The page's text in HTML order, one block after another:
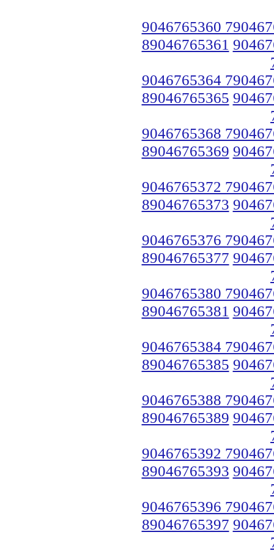
9046765360
89046765361
9046765364
89046765365
9046765368
89046765369
9046765372
89046765373
9046765376
89046765377
9046765380
89046765381
9046765384
89046765385
9046765388
89046765389
9046765392
89046765393
9046765396
89046765397